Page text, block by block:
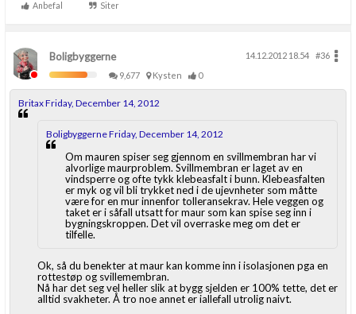
Anbefal Siter
Boligbyggerne 14.12.2012 18.54
#36
9,677
Kysten 0
Britax Friday, December 14, 2012
Boligbyggerne Friday, December 14, 2012
Om mauren spiser seg gjennom en svillmembran har vi
alvorlige maurproblem. Svillmembran er laget av en
vindsperre og ofte tykk klebeasfalt i bunn. Klebeasfalten
er myk og vil bli trykket ned i de ujevnheter som måtte
være for en mur innenfor tolleransekrav. Hele veggen og
taket er i såfall utsatt for maur som kan spise seg inn i
bygningskroppen. Det vil overraske meg om det er
tilfelle.
Ok, så du benekter at maur kan komme inn i isolasjonen pga en
rottestøp og svillemembran.
Nå har det seg vel heller slik at bygg sjelden er 100% tette, det er
alltid svakheter. Å tro noe annet er iallefall utrolig naivt.